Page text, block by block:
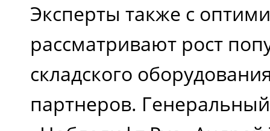
Эксперты также с
рассматривают рост
складского
партнеров.